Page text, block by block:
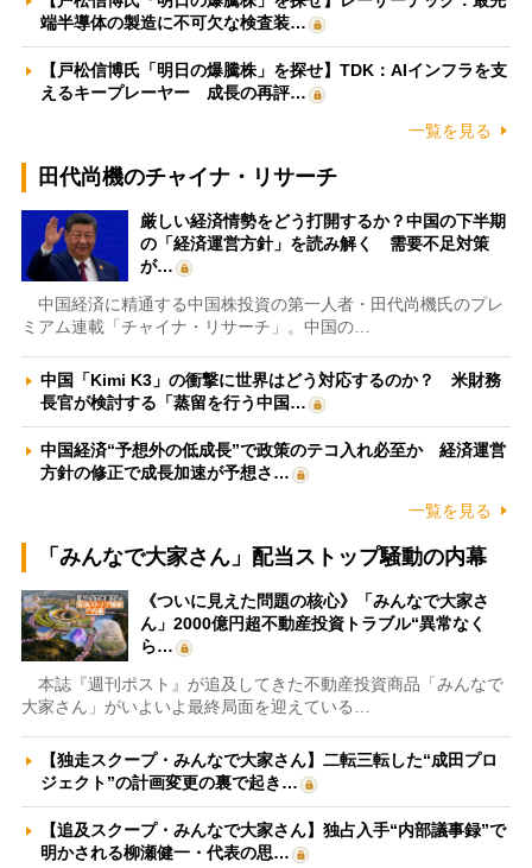
端半導体の製造に不可欠な検査装…
【戸松信博氏「明日の爆騰株」を探せ】TDK：AIインフラを支
えるキープレーヤー 成長の再評…
一覧を見る
田代尚機のチャイナ・リサーチ
厳しい経済情勢をどう打開するか？中国の下半期
の「経済運営方針」を読み解く 需要不足対策
が…
中国経済に精通する中国株投資の第一人者・田代尚機氏のプレ
ミアム連載「チャイナ・リサーチ」。中国の…
中国「Kimi K3」の衝撃に世界はどう対応するのか？ 米財務
長官が検討する「蒸留を行う中国…
中国経済“予想外の低成長”で政策のテコ入れ必至か 経済運営
方針の修正で成長加速が予想さ…
一覧を見る
「みんなで大家さん」配当ストップ騒動の内幕
《ついに見えた問題の核心》「みんなで大家さ
ん」2000億円超不動産投資トラブル“異常なく
ら…
本誌『週刊ポスト』が追及してきた不動産投資商品「みんなで
大家さん」がいよいよ最終局面を迎えている…
【独走スクープ・みんなで大家さん】二転三転した“成田プロ
ジェクト”の計画変更の裏で起き…
【追及スクープ・みんなで大家さん】独占入手“内部議事録”で
明かされる柳瀬健一・代表の思…